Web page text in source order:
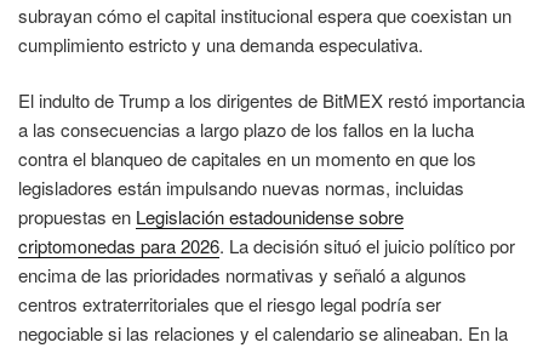
subrayan cómo el capital institucional espera que coexistan un
cumplimiento estricto y una demanda especulativa.
El indulto de Trump a los dirigentes de BitMEX restó importancia
a las consecuencias a largo plazo de los fallos en la lucha
contra el blanqueo de capitales en un momento en que los
legisladores están impulsando nuevas normas, incluidas
propuestas en Legislación estadounidense sobre
criptomonedas para 2026. La decisión situó el juicio político por
encima de las prioridades normativas y señaló a algunos
centros extraterritoriales que el riesgo legal podría ser
negociable si las relaciones y el calendario se alineaban. En la